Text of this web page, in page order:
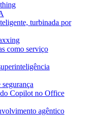
turbinada por
como serviço
Copilot no Office
agêntico